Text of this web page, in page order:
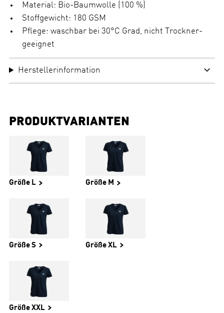
Material: Bio-Baumwolle (100 %)
Stoffgewicht: 180 GSM
Pflege: waschbar bei 30°C Grad, nicht Trockner-
geeignet
Herstellerinformation
PRODUKTVARIANTEN
Größe L Größe M
Größe S Größe XL
Größe XXL